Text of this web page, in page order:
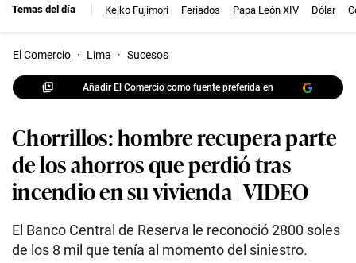
Temas del día Keiko Fujimori Feriados Papa León XIV Dólar
El Comercio · Lima · Sucesos
Añadir El Comercio como fuente preferida en
Chorrillos: hombre recupera parte
de los ahorros que perdió tras
incendio en su vivienda | VIDEO
El Banco Central de Reserva le reconoció 2800 soles
de los 8 mil que tenía al momento del siniestro.